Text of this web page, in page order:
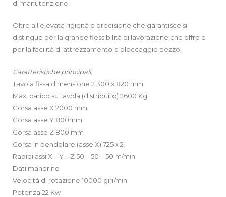
di manutenzione.
Oltre all’elevata rigidità e precisione che garantisce si
distingue per la grande flessibilità di lavorazione che offre e
per la facilità di attrezzamento e bloccaggio pezzo.
Caratteristiche principali:
Tavola fissa dimensione 2.300 x 820 mm
Max. carico su tavola (distribuito) 2600 Kg
Corsa asse X 2000 mm
Corsa asse Y 800mm
Corsa asse Z 800 mm
Corsa in pendolare (asse X) 725 x 2
Rapidi assi X – Y – Z 50 – 50 – 50 m/min
Dati mandrino
Velocità di rotazione 10000 giri/min
Potenza 22 Kw